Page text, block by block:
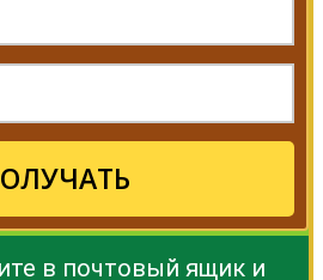
в почтовый ящик и